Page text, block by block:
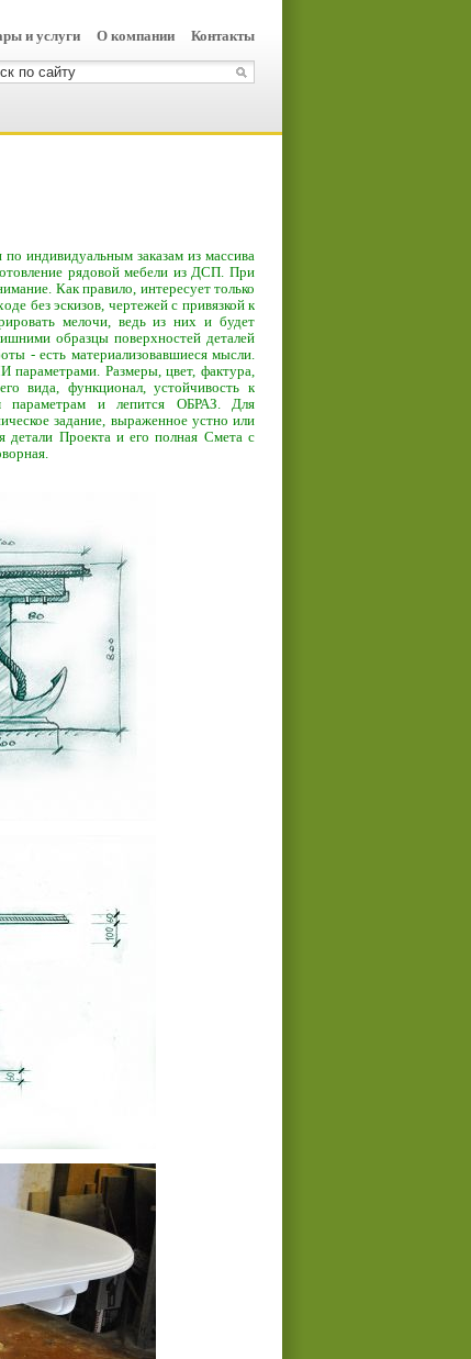
и услуги О компании Контакты
индивидуальным заказам из массива
рядовой мебели из ДСП. При
Как правило, интересует только
без эскизов, чертежей с привязкой к
мелочи, ведь из них и будет
образцы поверхностей деталей
- есть материализовавшиеся мысли.
Размеры, цвет, фактура,
вида, функционал, устойчивость к
параметрам и лепится ОБРАЗ. Для
задание, выраженное устно или
детали Проекта и его полная Смета с
проектам.